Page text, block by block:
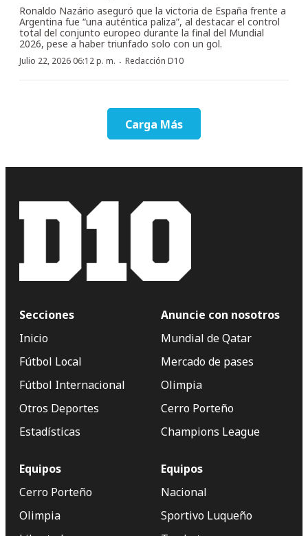
Ronaldo Nazário aseguró que la victoria de España frente a
Argentina fue “una auténtica paliza”, al destacar el control
total del conjunto europeo durante la final del Mundial
2026, pese a haber triunfado solo con un gol.
Julio 22, 2026 06:12 p. m. · Redacción D10
Carga Más
Secciones
Inicio
Fútbol Local
Fútbol Internacional
Otros Deportes
Estadísticas
Anuncie con nosotros
Mundial de Qatar
Mercado de pases
Olimpia
Cerro Porteño
Champions League
Equipos
Cerro Porteño
Olimpia
Equipos
Nacional
Sportivo Luqueño